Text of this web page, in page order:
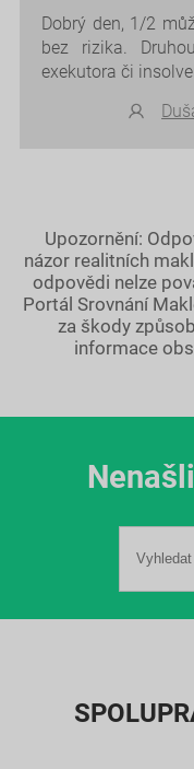
Dobrý den, 1/2
bez rizika.
exekutora či
Upozornění:
názor realitních
odpovědi nelze
Portál Srovnání
za škody
informace